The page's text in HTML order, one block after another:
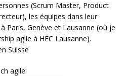
(Scrum Master, Product
les équipes dans leur
Paris, Genève et Lausanne (où je
agile à HEC Lausanne).
Suisse
agile: